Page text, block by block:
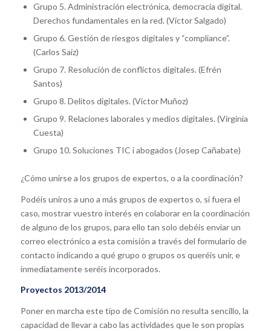
Grupo 5. Administración electrónica, democracia digital.
Derechos fundamentales en la red. (Víctor Salgado)
Grupo 6. Gestión de riesgos digitales y “compliance”.
(Carlos Saiz)
Grupo 7. Resolución de conflictos digitales. (Efrén
Santos)
Grupo 8. Delitos digitales. (Víctor Muñoz)
Grupo 9. Relaciones laborales y medios digitales. (Virginia
Cuesta)
Grupo 10. Soluciones TIC i abogados (Josep Cañabate)
¿Cómo unirse a los grupos de expertos, o a la coordinación?
Podéis uniros a uno a más grupos de expertos o, si fuera el
caso, mostrar vuestro interés en colaborar en la coordinación
de alguno de los grupos, para ello tan solo debéis enviar un
correo electrónico a esta comisión a través del formulario de
contacto indicando a qué grupo o grupos os queréis unir, e
inmediatamente seréis incorporados.
Proyectos 2013/2014
Poner en marcha este tipo de Comisión no resulta sencillo, la
capacidad de llevar a cabo las actividades que le son propias